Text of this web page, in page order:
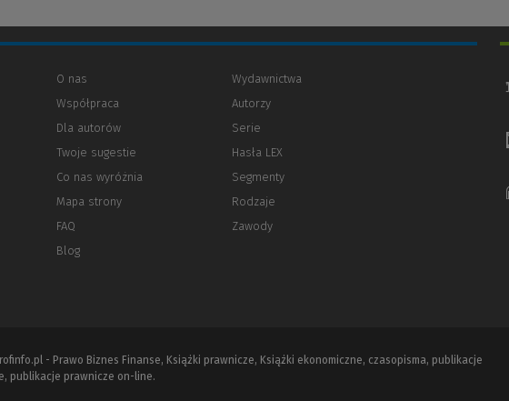
O nas
Współpraca
Dla autorów
innej
strony)
Twoje sugestie
Co nas wyróżnia
Mapa strony
FAQ
Blog
Wydawnictwa
Autorzy
Serie
Hasła LEX
Segmenty
Rodzaje
Zawody
- Prawo Biznes Finanse, Książki prawnicze, Książki ekonomiczne, czasopisma, publikacje
publikacje prawnicze on-line.